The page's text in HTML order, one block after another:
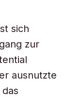
sich
zur
ausnutzte